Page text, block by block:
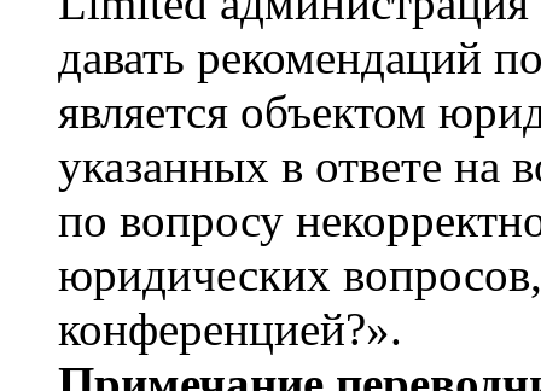
давать рекомендаций
является объектом
указанных в ответе на
по вопросу
юридических
конференцией?».